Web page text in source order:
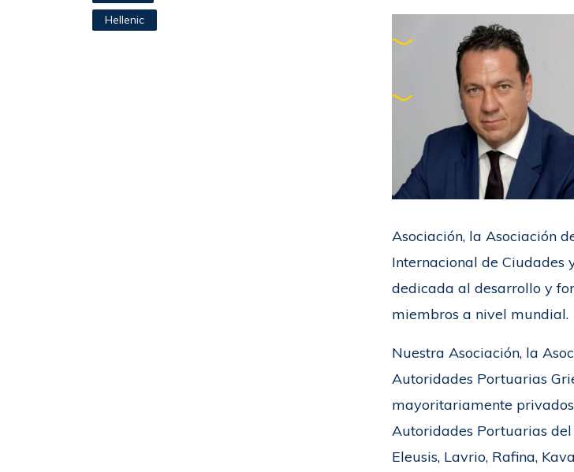
Asociación, la Asociación
Internacional de Ciudades
dedicada al desarrollo y
miembros a nivel mundial.
Nuestra Asociación, la
Autoridades Portuarias
mayoritariamente
Autoridades Portuarias del
Eleusis, Lavrio, Rafina,
Hellenic